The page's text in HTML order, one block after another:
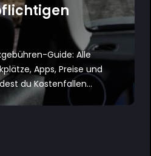
Guide: Alle
Apps, Preise und
du Kostenfallen...